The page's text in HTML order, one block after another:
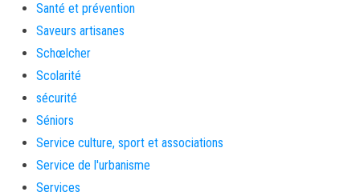
Santé et prévention
Saveurs artisanes
Schœlcher
Scolarité
sécurité
Séniors
Service culture, sport et associations
Service de l'urbanisme
Services